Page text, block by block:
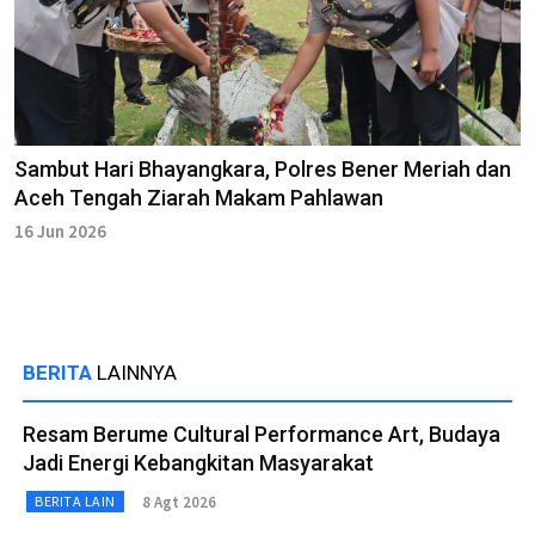
Sambut Hari Bhayangkara, Polres Bener Meriah dan
Aceh Tengah Ziarah Makam Pahlawan
16 Jun 2026
BERITA LAINNYA
Resam Berume Cultural Performance Art, Budaya
Jadi Energi Kebangkitan Masyarakat
BERITA LAIN 8 Agt 2026